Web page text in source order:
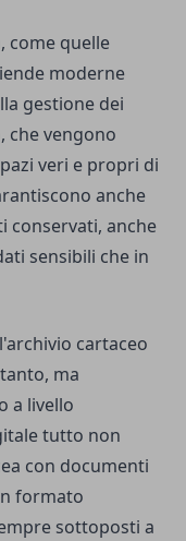
come quelle
moderne
gestione dei
che vengono
veri e propri di
anche
conservati, anche
sensibili che in
cartaceo
ma
a livello
tutto non
con documenti
formato
sottoposti a